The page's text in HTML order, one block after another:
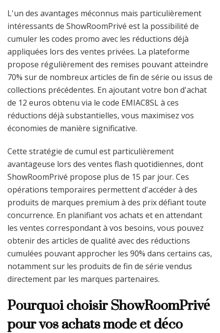
L'un des avantages méconnus mais particulièrement
intéressants de ShowRoomPrivé est la possibilité de
cumuler les codes promo avec les réductions déjà
appliquées lors des ventes privées. La plateforme
propose régulièrement des remises pouvant atteindre
70% sur de nombreux articles de fin de série ou issus de
collections précédentes. En ajoutant votre bon d'achat
de 12 euros obtenu via le code EMIAC8SL à ces
réductions déjà substantielles, vous maximisez vos
économies de manière significative.
Cette stratégie de cumul est particulièrement
avantageuse lors des ventes flash quotidiennes, dont
ShowRoomPrivé propose plus de 15 par jour. Ces
opérations temporaires permettent d'accéder à des
produits de marques premium à des prix défiant toute
concurrence. En planifiant vos achats et en attendant
les ventes correspondant à vos besoins, vous pouvez
obtenir des articles de qualité avec des réductions
cumulées pouvant approcher les 90% dans certains cas,
notamment sur les produits de fin de série vendus
directement par les marques partenaires.
Pourquoi choisir ShowRoomPrivé
pour vos achats mode et déco